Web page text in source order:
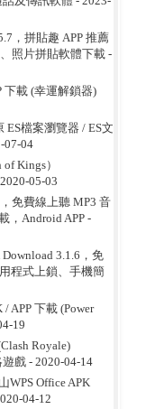
，拼貼趣 APP 推薦
照片拼貼軟體下載-
下載 (幸運解鎖器)
ES檔案瀏覽器 / ES文
07-04
Kings）
05-03
，免費線上聽 MP3 音
，Android APP-
Download 3.1.6，免
程式上鎖、手機簡
APP 下載 (Power
19
Royale)
遊戲- 2020-04-14
WPS Office APK
04-12